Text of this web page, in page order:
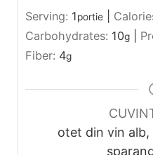
Serving: 1portie
Carbohydrates: 10g
Fiber: 4g
otet din vin alb,